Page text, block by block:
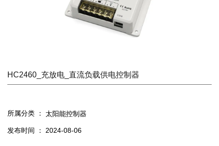
HC2460_充放电_直流负载供电控制器
所属分类 ： 太阳能控制器
发布时间 ： 2024-08-06